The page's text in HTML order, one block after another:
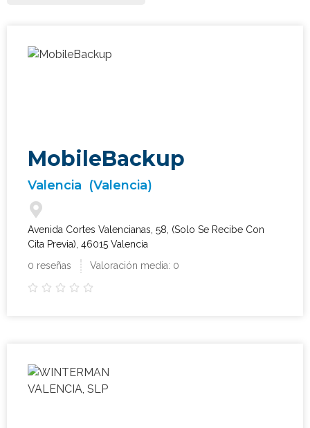
MobileBackup
Valencia (Valencia)
Avenida Cortes Valencianas, 58, (Solo Se Recibe Con
Cita Previa), 46015 Valencia
0 reseñas
Valoración media: 0
    